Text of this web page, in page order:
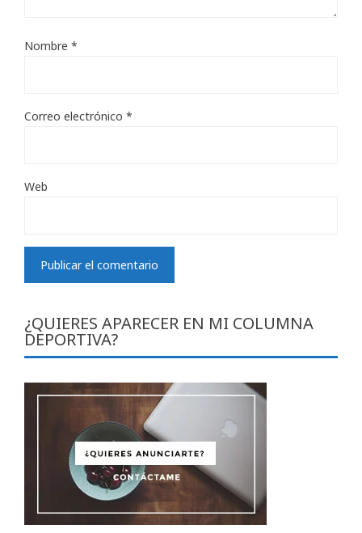
Nombre *
Correo electrónico *
Web
¿QUIERES APARECER EN MI COLUMNA
DEPORTIVA?